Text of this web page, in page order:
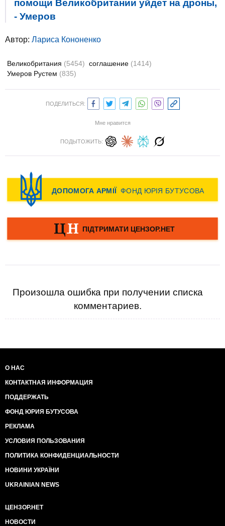
помощи Великобритании уйдет на дроны,
- Умеров
Автор: Лариса Кононенко
Великобритания (5454) соглашение (1414)
Умеров Рустем (835)
ПОДЕЛИТЬСЯ:
Мне нравится
ПОДЫТОЖИТЬ:
Произошла ошибка при получении списка
комментариев.
О НАС
КОНТАКТНАЯ ИНФОРМАЦИЯ
ПОДДЕРЖАТЬ
ФОНД ЮРИЯ БУТУСОВА
РЕКЛАМА
УСЛОВИЯ ПОЛЬЗОВАНИЯ
ПОЛИТИКА КОНФИДЕНЦИАЛЬНОСТИ
НОВИНИ УКРАЇНИ
UKRAINIAN NEWS
ЦЕНЗОР.НЕТ
НОВОСТИ